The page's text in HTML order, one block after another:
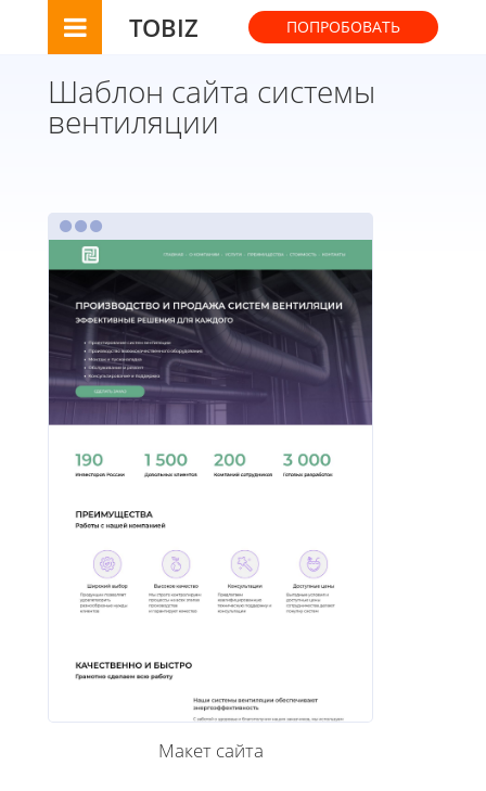
TOBIZ ПОПРОБОВАТЬ
Шаблон сайта системы
вентиляции
Макет сайта